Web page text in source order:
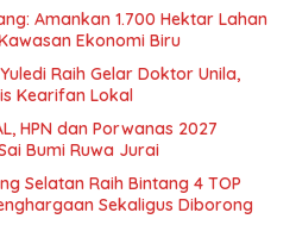
Amankan 1.700 Hektar Lahan
Ekonomi Biru
Raih Gelar Doktor Unila,
Kearifan Lokal
HPN dan Porwanas 2027
Bumi Ruwa Jurai
Selatan Raih Bintang 4 TOP
Sekaligus Diborong